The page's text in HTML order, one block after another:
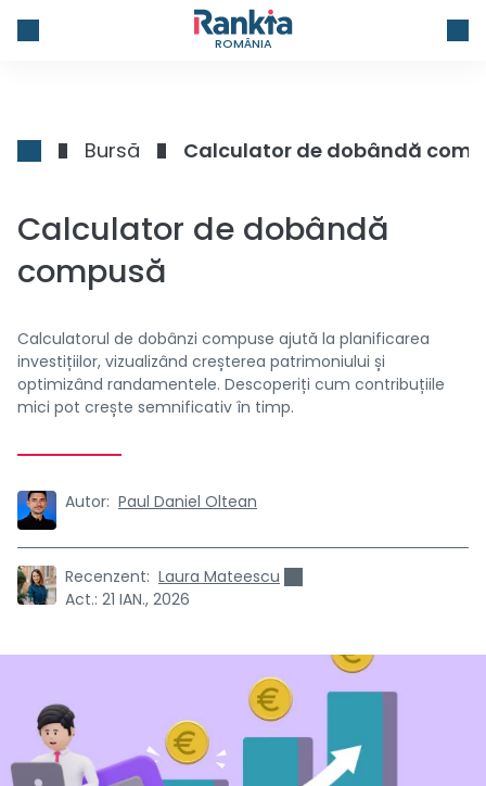
ROMÂNIA
Bursă Calculator de dobândă
Calculator de dobândă
compusă
Calculatorul de dobânzi compuse ajută la planificarea
investițiilor, vizualizând creșterea patrimoniului și
optimizând randamentele. Descoperiți cum contribuțiile
mici pot crește semnificativ în timp.
Autor: Paul Daniel Oltean
Recenzent: Laura Mateescu
Act.: 21 IAN., 2026